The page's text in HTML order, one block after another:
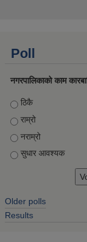
Poll
नगरपालिकाको काम
Choices
ठिकै
राम्रो
नराम्रो
सुधार आवश्यक
Older polls
Results